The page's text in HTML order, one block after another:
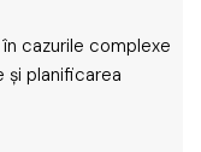
cazurile complexe
și planificarea